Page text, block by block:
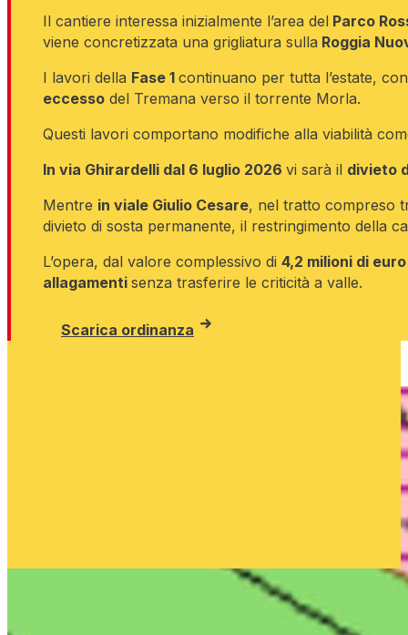
Il cantiere interessa inizialmente l’area del Parco
viene concretizzata una grigliatura sulla Roggia
I lavori della Fase 1 continuano per tutta l’estate,
eccesso del Tremana verso il torrente Morla.
Questi lavori comportano modifiche alla viabilità
In via Ghirardelli dal 6 luglio 2026 vi sarà il divieto
Mentre in viale Giulio Cesare, nel tratto compreso
divieto di sosta permanente, il restringimento della
L’opera, dal valore complessivo di 4,2 milioni di euro
allagamenti senza trasferire le criticità a valle.
Scarica ordinanza